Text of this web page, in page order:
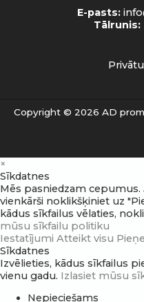
E-pasts:
Tālrunis:
Copyright © 2026 AD
×
Sīkdatnes
Mēs pasniedzam cepumus.
vienkārši noklikšķiniet uz
kādus sīkfailus vēlaties,
mūsu sīkfailu politiku
Iestatījumi Atteikt visu
Sīkdatnes
Izvēlieties, kādus sīkfailus
vienu gadu. Izlasiet mūsu
Nepieciešams